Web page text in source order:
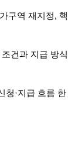
구역 재지정, 핵
건과 지급 방식
청·지급 흐름 한